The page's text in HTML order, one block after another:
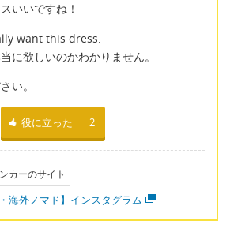
いいですね！
want this dress.
に欲しいのかわかりません。
い。
役に立った 2
カーのサイト
海外ノマド】インスタグラム